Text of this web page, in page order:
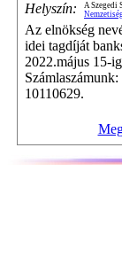
Helyszín:
A Szegedi
Az elnökség
idei tagdíját
2022.május 15-
10110629.